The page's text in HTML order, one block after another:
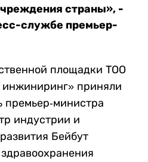
страны», -
службе премьер-
площадки ТОО
инжиниринг» приняли
премьер-министра
индустрии и
Бейбут